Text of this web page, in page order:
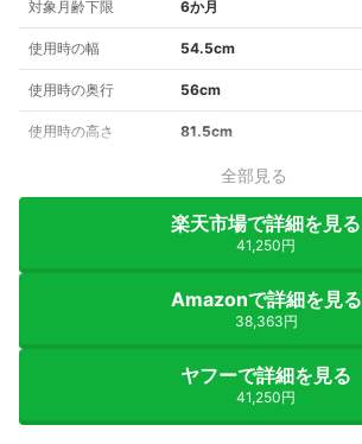
対象月齢下限 6か月
使用時の幅 54.5cm
使用時の奥行 56cm
使用時の高さ 81.5cm
全部見る
楽天市場で詳細を見る
41,250円
Amazonで詳細を見る
38,363円
ヤフーで詳細を見る
41,250円